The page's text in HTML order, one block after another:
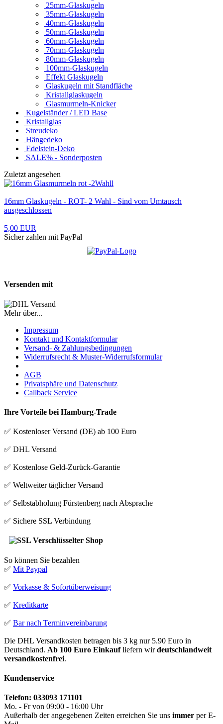
25mm-Glaskugeln
35mm-Glaskugeln
40mm-Glaskugeln
50mm-Glaskugeln
60mm-Glaskugeln
70mm-Glaskugeln
80mm-Glaskugeln
100mm-Glaskugeln
Effekt Glaskugeln
Glaskugeln mit Standfläche
Kristallglaskugeln
Glasmurmeln-Knicker
Kugelständer / LED Base
Kristallglas
Streudeko
Hängedeko
Edelstein-Deko
SALE% - Sonderposten
Zuletzt angesehen
16mm Glaskugeln - ROT- 2 Wahl - Sind vom Umtausch
ausgeschlossen
5,00 EUR
Sicher zahlen mit PayPal
Versenden mit
Mehr über...
Impressum
Kontakt und Kontaktformular
Versand- & Zahlungsbedingungen
Widerrufsrecht & Muster-Widerrufsformular
AGB
Privatsphäre und Datenschutz
Callback Service
Ihre Vorteile bei Hamburg-Trade
✅ Kostenloser Versand (DE) ab 100 Euro
✅ DHL Versand
✅ Kostenlose Geld-Zurück-Garantie
✅ Weltweiter täglicher Versand
✅ Selbstabholung Fürstenberg nach Absprache
✅ Sichere SSL Verbindung
So können Sie bezahlen
✅ Mit Paypal
✅ Vorkasse & Sofortüberweisung
✅ Kreditkarte
✅ Bar nach Terminvereinbarung
Die DHL Versandkosten betragen bis 3 kg nur 5.90 Euro in
Deutschland. Ab 100 Euro Einkaufliefern wirdeutschlandweit
versandkostenfrei.
Kundenservice
Telefon: 033093 171101
Mo. - Fr von 09:00 - 16:00 Uhr
Außerhalb der angegebenen Zeiten erreichen Sie uns immer per E-